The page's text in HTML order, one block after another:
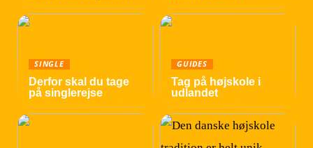
SINGLE
Derfor skal du tage
på singlerejse
GUIDES
Tag på højskole i
udlandet